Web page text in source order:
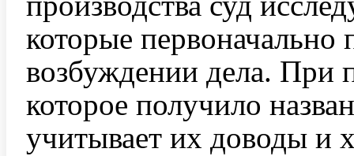
которые первоначально
возбуждении дела. При
которое получило
учитывает их доводы и